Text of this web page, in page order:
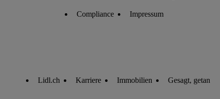
Compliance Impressum
Lidl.ch Karriere Immobilien Gesagt, getan